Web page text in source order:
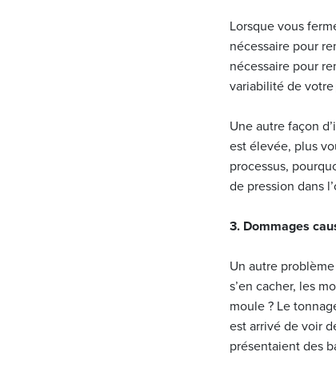
Lorsque vous
nécessaire pour
nécessaire pour
variabilité de
Une autre façon
est élevée, plus
processus,
de pression dans
3. Dommages
Un autre
s’en cacher, les
moule ? Le
est arrivé de voir
présentaient des